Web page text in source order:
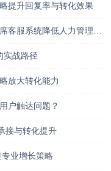
提升回复率与转化效果
服系统降低人力管理成本
实战路径
放大转化能力
户触达问题？
接与转化提升
业增长策略